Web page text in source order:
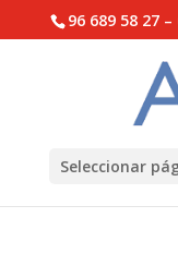
Abrir barra de
96 689 58 27
Seleccionar